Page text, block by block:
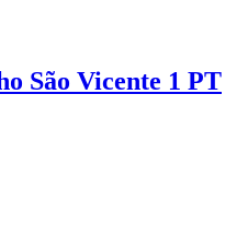
São Vicente 1 PT